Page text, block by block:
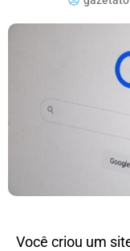
Você criou um